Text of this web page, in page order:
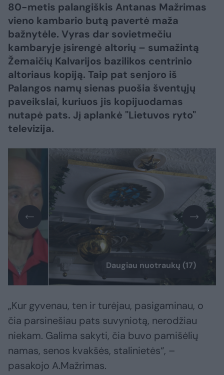
80-metis palangiškis Antanas Mažrimas
vieno kambario butą pavertė maža
bažnytėle. Vyras dar sovietmečiu
kambaryje įsirengė altorių – sumažintą
Žemaičių Kalvarijos bazilikos centrinio
altoriaus kopiją. Taip pat senjoro iš
Palangos namų sienas puošia šventųjų
paveikslai, kuriuos jis kopijuodamas
nutapė pats. Jį aplankė "Lietuvos ryto"
televizija.
Daugiau nuotraukų (17)
„Kur gyvenau, ten ir turėjau, pasigaminau, o
čia parsinešiau pats suvyniotą, nerodžiau
niekam. Galima sakyti, čia buvo pamišėlių
namas, senos kvakšės, stalinietės“, –
pasakojo A.Mažrimas.